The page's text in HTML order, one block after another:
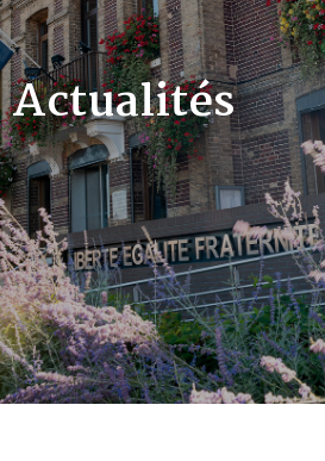
Actualités